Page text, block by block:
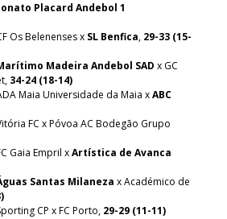
Placard Andebol 1
Os Belenenses x SL Benfica, 29-33 (15-
Madeira Andebol SAD x GC
34-24 (18-14)
Maia Universidade da Maia xABC
FC x Póvoa AC Bodegão Grupo
Gaia Empril xArtística de Avanca
Santas Milaneza x Académico de
CP x FC Porto, 29-29 (11-11)